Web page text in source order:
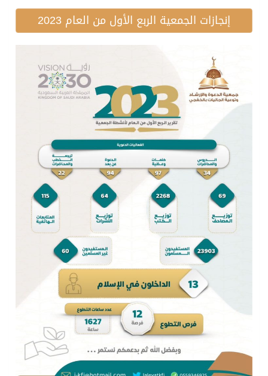
إنجازات الجمعية الربع الأول من العام 2023